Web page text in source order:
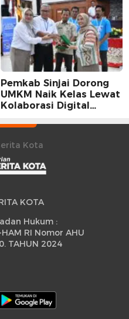
Pemkab Sinjai Dorong
UMKM Naik Kelas Lewat
Kolaborasi Digital
Kota
KOTA
Hukum :
RI Nomor AHU
TAHUN 2024